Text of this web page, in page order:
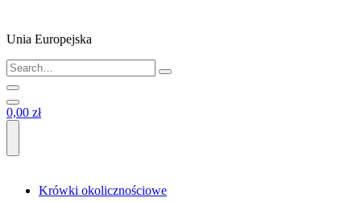
Unia Europejska
0,00 zł
Krówki okolicznościowe